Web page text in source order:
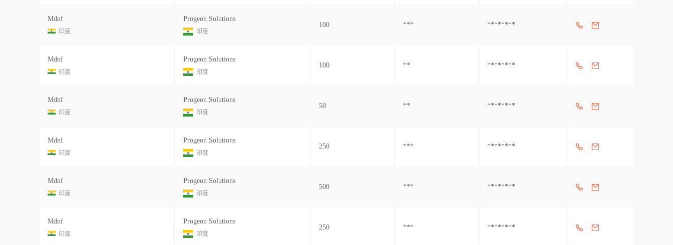
Mdnf
印度
Progeon Solutions
印度
100 *** ********
Mdnf
印度
Progeon Solutions
印度
100 ** ********
Mdnf
印度
Progeon Solutions
印度
50 ** ********
Mdnf
印度
Progeon Solutions
印度
250 *** ********
Mdnf
印度
Progeon Solutions
印度
500 *** ********
Mdnf
印度
Progeon Solutions
印度
250 *** ********